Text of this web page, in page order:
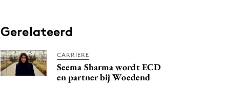
Gerelateerd
CARRIERE
Seema Sharma wordt ECD
en partner bij Woedend